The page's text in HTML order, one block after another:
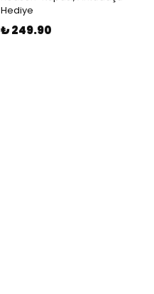
Hediye
₺ 249.90